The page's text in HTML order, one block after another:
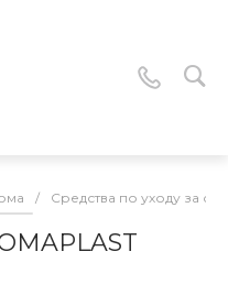
/ Средства по уходу за